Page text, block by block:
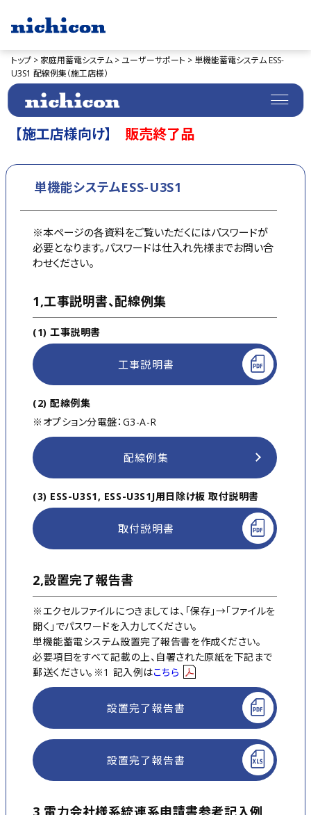
トップ >家庭用蓄電システム > ユーザーサポート > 単機能蓄電システム ESS-
U3S1 配線例集（施工店様）
【施工店様向け】 販売終了品
単機能システムESS-U3S1
※本ページの各資料をご覧いただくにはパスワードが
必要となります。パスワードは仕入れ先様までお問い合
わせください。
1,工事説明書、配線例集
(1) 工事説明書
工事説明書
(2) 配線例集
※オプション分電盤：G3-A-R
配線例集
(3) ESS-U3S1, ESS-U3S1J用日除け板 取付説明書
取付説明書
2,設置完了報告書
※エクセルファイルにつきましては、「保存」→「ファイルを
開く」でパスワードを入力してください。
単機能蓄電システム設置完了報告書を作成ください。
必要項目をすべて記載の上、自署された原紙を下記まで
郵送ください。※1 記入例はこちら
設置完了報告書
設置完了報告書
3,電力会社様系統連系申請書参考記入例